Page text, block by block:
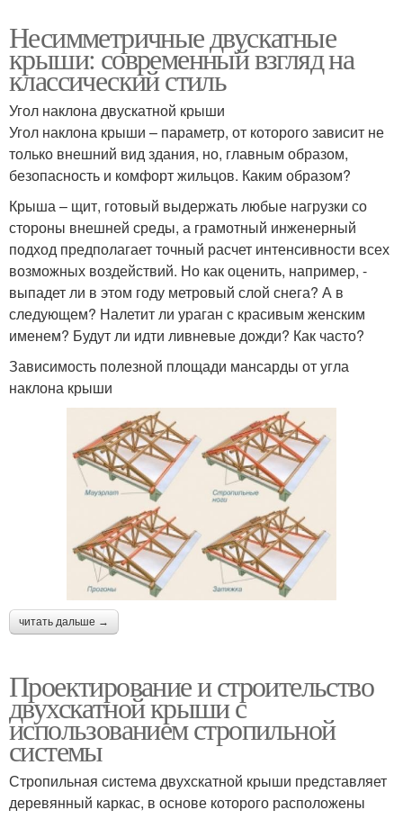
Несимметричные двускатные
крыши: современный взгляд на
классический стиль
Угол наклона двускатной крыши
Угол наклона крыши – параметр, от которого зависит не
только внешний вид здания, но, главным образом,
безопасность и комфорт жильцов. Каким образом?
Крыша – щит, готовый выдержать любые нагрузки со
стороны внешней среды, а грамотный инженерный
подход предполагает точный расчет интенсивности всех
возможных воздействий. Но как оценить, например, -
выпадет ли в этом году метровый слой снега? А в
следующем? Налетит ли ураган с красивым женским
именем? Будут ли идти ливневые дожди? Как часто?
Зависимость полезной площади мансарды от угла
наклона крыши
читать дальше →
Проектирование и строительство
двухскатной крыши с
использованием стропильной
системы
Стропильная система двухскатной крыши представляет
деревянный каркас, в основе которого расположены